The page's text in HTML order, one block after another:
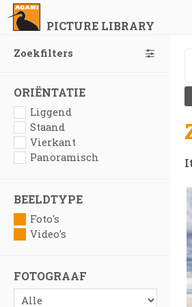
PICTURE LIBRARY
Zoekfilters
ORIËNTATIE
Liggend
Staand
Vierkant
Panoramisch
BEELDTYPE
Foto's
Video's
FOTOGRAAF